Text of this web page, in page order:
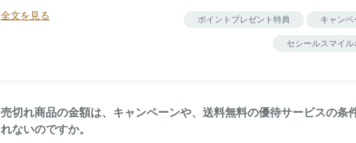
全文を見る ポイントプレゼント特典 キャン
セシールスマイ
売切れ商品の金額は、キャンペーンや、送料無料の優待サービスの条
れないのですか。